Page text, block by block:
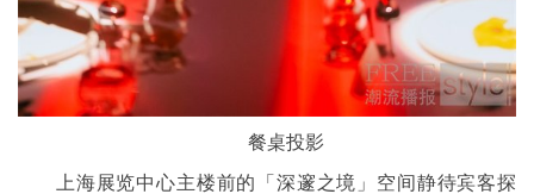
餐桌投影
上海展览中心主楼前的「深邃之境」空间静待宾客探